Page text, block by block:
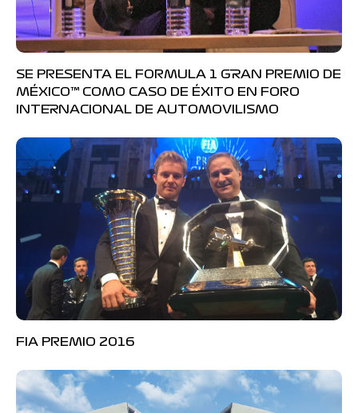
SE PRESENTA EL FORMULA 1 GRAN PREMIO DE
MÉXICO™ COMO CASO DE ÉXITO EN FORO
INTERNACIONAL DE AUTOMOVILISMO
FIA PREMIO 2016